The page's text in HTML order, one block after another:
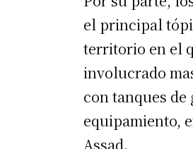
el principal
territorio en el
involucrado
con tanques
equipamiento,
Assad.